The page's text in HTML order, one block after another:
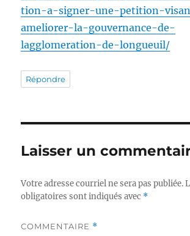
tion-a-signer-une-petition-
ameliorer-la-gouvernance-de-
lagglomeration-de-longueuil/
Répondre
Laisser un
Votre adresse courriel ne sera pas publiée.
obligatoires sont indiqués avec *
COMMENTAIRE *